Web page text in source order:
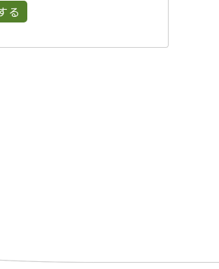
る